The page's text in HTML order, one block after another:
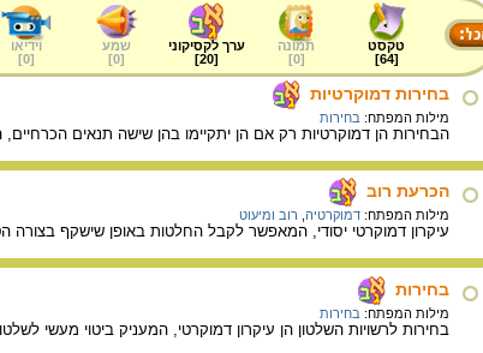
טקסט
[
64
]
תמונה
[
0
]
ערך לקסיקוני
[
20
]
שמע
[
0
]
וידיאו
[
0
]
בחירות דמוקרטיות
מילות המפתח: בחירות
הבחירות הן דמוקרטיות רק אם הן יתקיימו בהן שישה תנאים
הכרעת רוב
מילות המפתח: דמוקרטיה רוב ומיעוט
עיקרון דמוקרטי יסודי, המאפשר לקבל החלטות באופן שישקף
בחירות
מילות המפתח: בחירות
בחירות לרשויות השלטון הן עיקרון דמוקרטי, המעניק ביטוי מעשי